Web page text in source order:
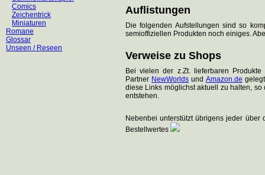
Comics
Zeichentrick
Miniaturen
Romane
Glossar
Unseen / Reseen
Auflistungen
Die folgenden Aufstellungen sind so
semioffiziellen Produkten noch einiges.
Verweise zu Shops
Bei vielen der z.Zt. lieferbaren
Partner NewWorlds und Amazon.de
diese Links möglichst aktuell zu halten,
entstehen.
Nebenbei unterstützt übrigens jeder
Bestellwertes